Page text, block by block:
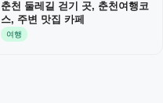
춘천 둘레길 걷기 곳, 춘천여행코
스, 주변 맛집 카페
여행